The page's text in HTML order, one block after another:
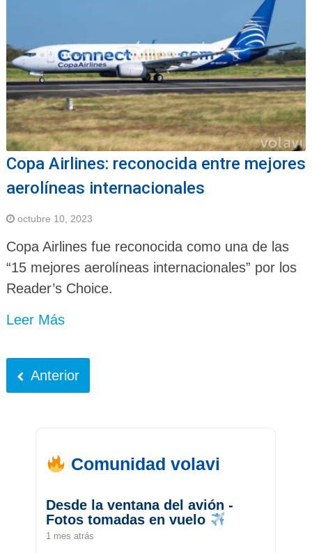
Copa Airlines: reconocida entre mejores
aerolíneas internacionales
octubre 10, 2023
Copa Airlines fue reconocida como una de las
“15 mejores aerolíneas internacionales” por los
Reader’s Choice.
Leer Más
Anterior
Comunidad volavi
Desde la ventana del avión -
Fotos tomadas en vuelo
1 mes atrás